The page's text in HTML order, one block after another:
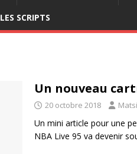
LES SCRIPTS
Un nouveau
20 octobre 2018
Un mini article pour une
NBA Live 95 va devenir